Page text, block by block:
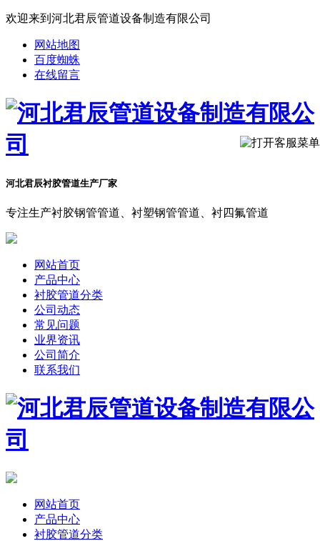
欢迎来到河北君辰管道设备制造有限公司
网站地图
百度蜘蛛
在线留言
河北君辰衬胶管道生产厂家
专注生产衬胶钢管管道、衬塑钢管管道、衬四氟管道
网站首页
产品中心
衬胶管道分类
公司动态
常见问题
业界资讯
公司简介
联系我们
网站首页
产品中心
衬胶管道分类